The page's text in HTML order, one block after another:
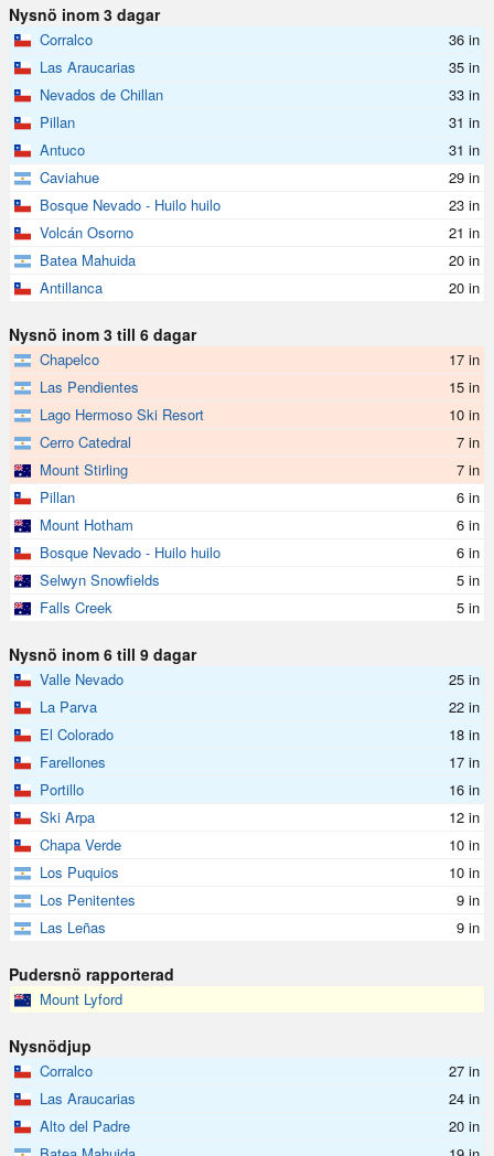
Nysnö inom 3 dagar
Corralco
36 in
Las Araucarias
35 in
Nevados de Chillan
33 in
Pillan
31 in
Antuco
31 in
Caviahue
29 in
Bosque Nevado - Huilo huilo
23 in
Volcán Osorno
21 in
Batea Mahuida
20 in
Antillanca
20 in
Nysnö inom 3 till 6 dagar
Chapelco
17 in
Las Pendientes
15 in
Lago Hermoso Ski Resort
10 in
Cerro Catedral
7 in
Mount Stirling
7 in
Pillan
6 in
Mount Hotham
6 in
Bosque Nevado - Huilo huilo
6 in
Selwyn Snowfields
5 in
Falls Creek
5 in
Nysnö inom 6 till 9 dagar
Valle Nevado
25 in
La Parva
22 in
El Colorado
18 in
Farellones
17 in
Portillo
16 in
Ski Arpa
12 in
Chapa Verde
10 in
Los Puquios
10 in
Los Penitentes
9 in
Las Leñas
9 in
Pudersnö rapporterad
Mount Lyford
Nysnödjup
Corralco
27 in
Las Araucarias
24 in
Alto del Padre
20 in